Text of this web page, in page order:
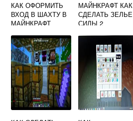
КАК ОФОРМИТЬ
ВХОД В ШАХТУ В
МАЙНКРАФТ
МАЙНКРАФТ КАК
СДЕЛАТЬ ЗЕЛЬЕ
СИЛЫ 2